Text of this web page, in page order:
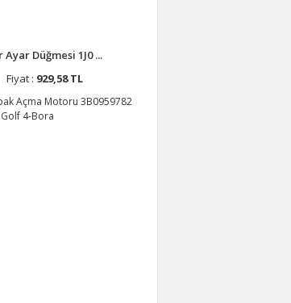
Ayar Düğmesi 1J0 ...
Fiyat : 929,58 TL